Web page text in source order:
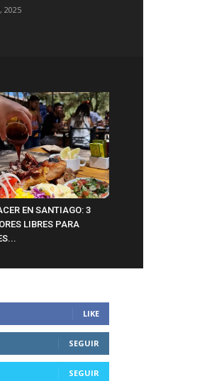
2025
EN SANTIAGO: 3
LIBRES PARA
LIKE
SEGUIR
SEGUIR